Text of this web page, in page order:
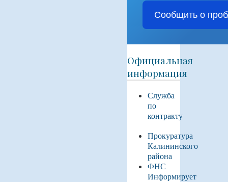
Сообщить о
Официальная
информация
Служба
по
контракту
Прокуратура
Калининского
района
ФНС
Информирует